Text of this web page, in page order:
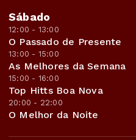
Sábado
12:00 - 13:00
O Passado de Presente
13:00 - 15:00
As Melhores da Semana
15:00 - 16:00
Top Hitts Boa Nova
20:00 - 22:00
O Melhor da Noite